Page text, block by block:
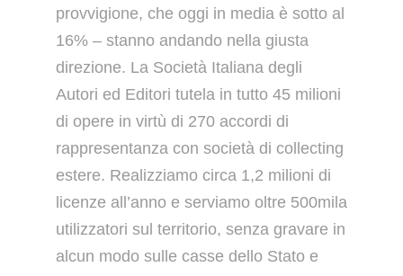
provvigione, che oggi in media è sotto al
16% – stanno andando nella giusta
direzione. La Società Italiana degli
Autori ed Editori tutela in tutto 45 milioni
di opere in virtù di 270 accordi di
rappresentanza con società di collecting
estere. Realizziamo circa 1,2 milioni di
licenze all’anno e serviamo oltre 500mila
utilizzatori sul territorio, senza gravare in
alcun modo sulle casse dello Stato e